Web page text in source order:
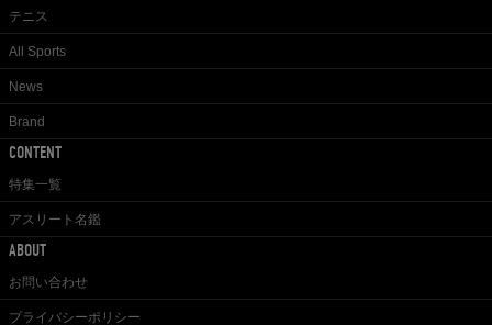
テニス
All Sports
News
Brand
CONTENT
特集一覧
アスリート名鑑
ABOUT
お問い合わせ
プライバシーポリシー